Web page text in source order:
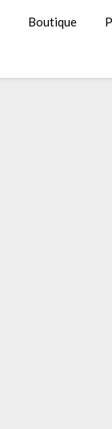
Boutique